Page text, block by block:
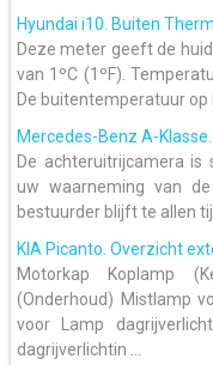
Hyundai i10. Buiten
Deze meter geeft de
van 1ºC (1ºF).
De buitentemperatuur op
Mercedes-Benz A-
De achteruitrijcamera is
uw waarneming van
bestuurder blijft te allen
KIA Picanto. Overzicht
Motorkap Koplamp
(Onderhoud) Mistlamp
voor Lamp
dagrijverlichtin ...